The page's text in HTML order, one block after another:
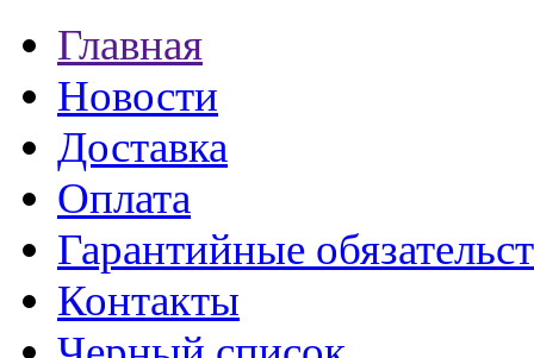
Главная
Новости
Доставка
Оплата
Гарантийные
Контакты